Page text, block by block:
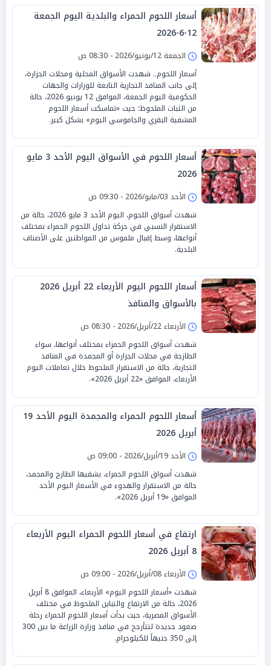
أسعار اللحوم الحمراء والبلدية اليوم الجمعة
12-6-2026
الجمعة 12/يونيو/2026 - 08:30 ص
أسعار اللحوم.. شهدت الأسواق المحلية ومحلات الجزارة،
إلى جانب المنافذ التجارية التابعة للوزارات والجهات
الحكومية اليوم الجمعة، الموافق 12 يونيو 2026، حالة
من الثبات الملحوظ؛ حيث «تماسكت أسعار اللحوم
المشفية البقري والجاموسي اليوم» بشكل كبير.
أسعار اللحوم في الأسواق اليوم الأحد 3 مايو
2026
الأحد 03/مايو/2026 - 09:30 ص
شهدت أسواق اللحوم، اليوم الأحد 3 مايو 2026، حالة من
الاستقرار النسبي في حركة تداول اللحوم الحمراء بمختلف
أنواعها، وسط إقبال ملموس من المواطنين على الأصناف
البلدية.
أسعار اللحوم اليوم الأربعاء 22 أبريل 2026
بالأسواق والمنافذ
الأربعاء 22/أبريل/2026 - 08:30 ص
شهدت أسواق اللحوم الحمراء بمختلف أنواعها، سواء
الطازجة في محلات الجزارة أو المجمدة في المنافذ
التجارية، حالة من الاستقرار الملحوظ خلال تعاملات اليوم
الأربعاء، الموافق «22 أبريل 2026».
أسعار اللحوم الحمراء والمجمدة اليوم الأحد 19
أبريل 2026
الأحد 19/أبريل/2026 - 09:00 ص
شهدت أسواق اللحوم الحمراء، بشقيها الطازج والمجمد،
حالة من الاستقرار والهدوء في الأسعار اليوم الأحد
الموافق «19 أبريل 2026».
ارتفاع في أسعار اللحوم الحمراء اليوم الأربعاء
8 أبريل 2026
الأربعاء 08/أبريل/2026 - 09:00 ص
شهدت «أسعار اللحوم اليوم» الأربعاء، الموافق 8 أبريل
2026، حالة من الارتفاع والتباين الملحوظ في مختلف
الأسواق المصرية، حيث بدأت أسعار اللحوم الحمراء رحلة
صعود جديدة لتتأرجح في منافذ وزارة الزراعة ما بين 300
إلى 350 جنيهاً للكيلوجرام.